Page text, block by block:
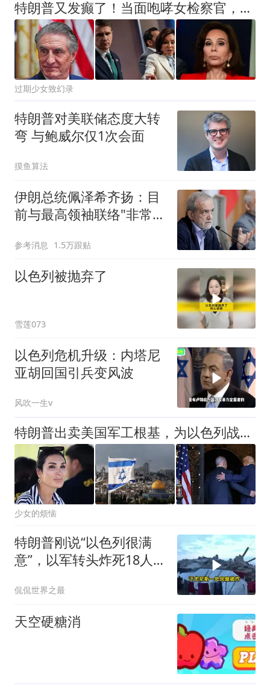
特朗普又发癫了！当面咆哮女检察官，怒斥：谁把案子办砸了？
过期少女致幻录
特朗普对美联储态度大转
弯 与鲍威尔仅1次会面
摸鱼算法
伊朗总统佩泽希齐扬：目
前与最高领袖联络"非常困
参考消息 1.5万跟贴
以色列被抛弃了
雪莲073
以色列危机升级：内塔尼
亚胡回国引兵变风波
风吹一生v
特朗普出卖美国军工根基，为以色列战略火中取栗，美国梦彻底破碎
少女的烦恼
特朗普刚说“以色列很满
意”，以军转头炸死18人，
侃侃世界之最
天空硬糖消